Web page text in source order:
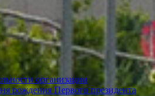
организации
рождения Первого президента